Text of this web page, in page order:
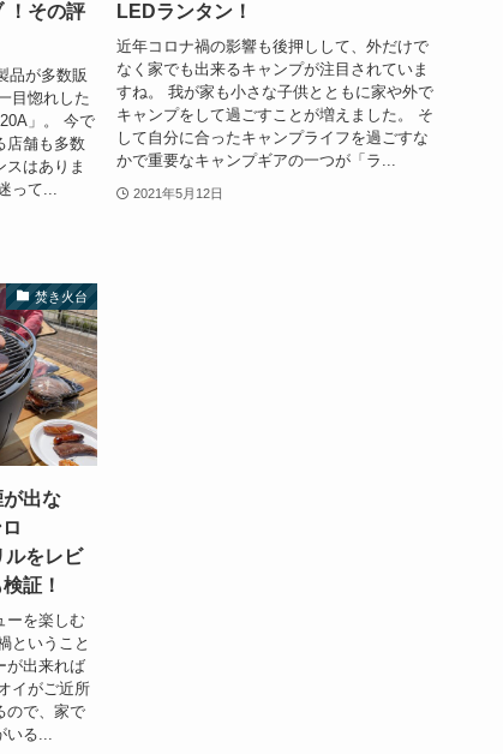
！その評
品が多数販
目惚れした
」。 今で
店舗も多数
スはありま
って...
LEDランタン！
近年コロナ禍の影響も後押しして、外だけで
なく家でも出来るキャンプが注目されていま
すね。 我が家も小さな子供とともに家や外で
キャンプをして過ごすことが増えました。 そ
して自分に合ったキャンプライフを過ごすな
かで重要なキャンプギアの一つが「ラ...
2021年5月12日
焚き火台
出な
ルをレビ
証！
ーを楽しむ
ということ
が出来れば
イがご近所
ので、家で
る...